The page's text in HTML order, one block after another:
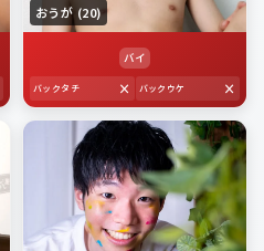
おうが (20)
バイ
バックタチ × バックウケ ×